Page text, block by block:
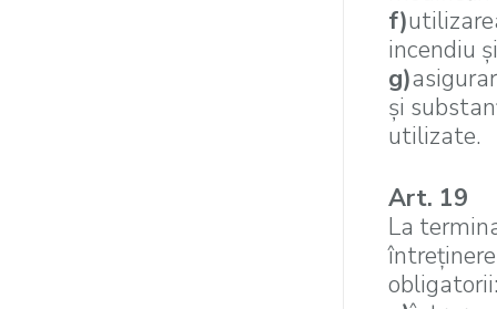
f)
incendiu
g)
şi
utilizate.
Art. 19
La